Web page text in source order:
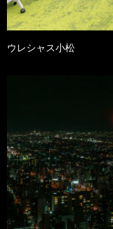
ウレシャス小松